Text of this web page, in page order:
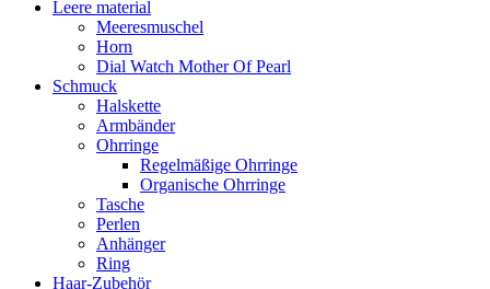
Leere material
Meeresmuschel
Horn
Dial Watch Mother Of Pearl
Schmuck
Halskette
Armbänder
Ohrringe
Regelmäßige Ohrringe
Organische Ohrringe
Tasche
Perlen
Anhänger
Ring
Haar-Zubehör